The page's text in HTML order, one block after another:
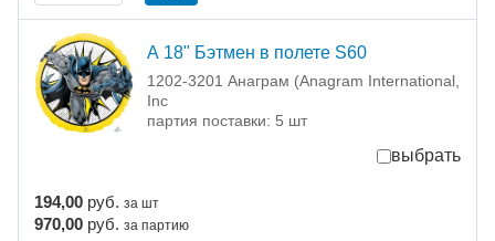
А 18" Бэтмен в полете S60
1202-3201 Анаграм (Anagram International,
Inc
партия поставки: 5 шт
выбрать
194,00 руб. за шт
970,00 руб. за партию